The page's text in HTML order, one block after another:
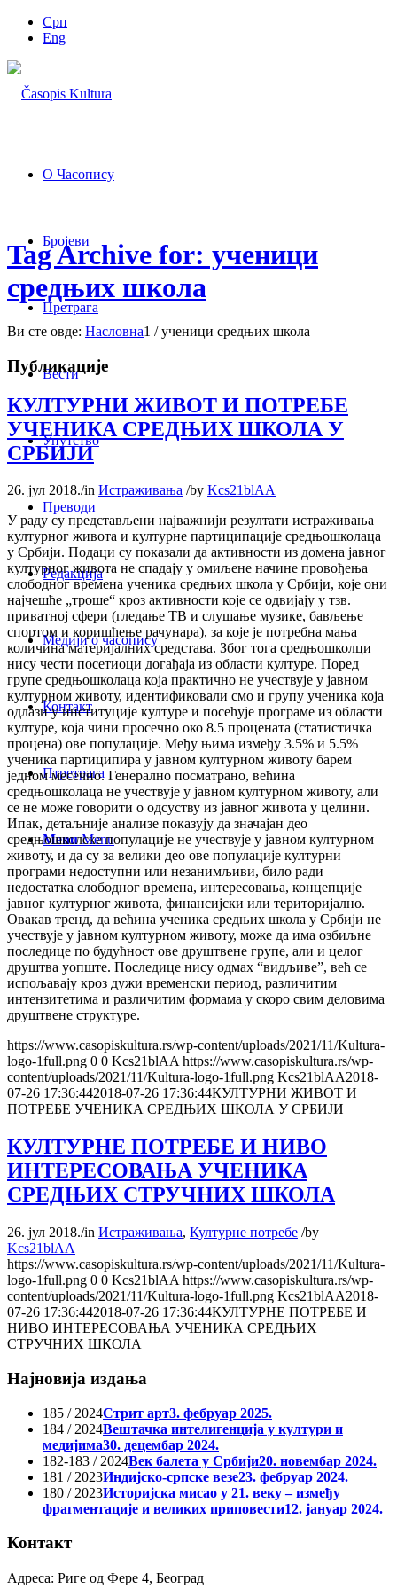
Срп
Eng
О Часопису
Бројеви
Претрага
Вести
Упутство
Преводи
Редакција
Медији о часопису
Контакт
Птретрага
Menu Menu
Tag Archive for: ученици
средњих школа
Ви сте овде: Насловна1 / ученици средњих школа
Публикације
КУЛТУРНИ ЖИВОТ И ПОТРЕБЕ
УЧЕНИКА СРЕДЊИХ ШКОЛА У
СРБИЈИ
26. јул 2018./in Истраживања /by Kcs21blAA
У раду су представљени најважнији резултати истраживања
културног живота и културне партиципације средњошколаца
у Србији. Подаци су показали да активности из домена јавног
културног живота не спадају у омиљене начине провођења
слободног времена ученика средњих школа у Србији, које они
најчешће „троше“ кроз активности које се одвијају у тзв.
приватној сфери (гледање ТВ и слушање музике, бављење
спортом и коришћење рачунара), за које је потребна мања
количина материјалних средстава. Због тога средњошколци
нису чести посетиоци догађаја из области културе. Поред
групе средњошколаца која практично не учествује у јавном
културном животу, идентификовали смо и групу ученика која
одлази у институције културе и посећује програме из области
културе, која чини просечно око 8.5 процената (статистичка
процена) ове популације. Међу њима између 3.5% и 5.5%
ученика партиципира у јавном културном животу барем
једном месечно. Генерално посматрано, већина
средњошколаца не учествује у јавном културном животу, али
се не може говорити о одсуству из јавног живота у целини.
Ипак, детаљније анализе показују да значајан део
средњошколске популације не учествује у јавном културном
животу, и да су за велики део ове популације културни
програми недоступни или незанимљиви, било ради
недостатка слободног времена, интересовања, концепције
јавног културног живота, финансијски или територијално.
Овакав тренд, да већина ученика средњих школа у Србији не
учествује у јавном културном животу, може да има озбиљне
последице по будућност ове друштвене групе, али и целог
друштва уопште. Последице нису одмах “видљиве”, већ се
испољавају кроз дужи временски период, различитим
интензитетима и различитим формама у скоро свим деловима
друштвене структуре.
https://www.casopiskultura.rs/wp-content/uploads/2021/11/Kultura-
logo-1full.png 0 0 Kcs21blAA https://www.casopiskultura.rs/wp-
content/uploads/2021/11/Kultura-logo-1full.png Kcs21blAA2018-
07-26 17:36:442018-07-26 17:36:44КУЛТУРНИ ЖИВОТ И
ПОТРЕБЕ УЧЕНИКА СРЕДЊИХ ШКОЛА У СРБИЈИ
КУЛТУРНЕ ПОТРЕБЕ И НИВО
ИНТЕРЕСОВАЊА УЧЕНИКА
СРЕДЊИХ СТРУЧНИХ ШКОЛА
26. јул 2018./in Истраживања, Културне потребе /by
Kcs21blAA
https://www.casopiskultura.rs/wp-content/uploads/2021/11/Kultura-
logo-1full.png 0 0 Kcs21blAA https://www.casopiskultura.rs/wp-
content/uploads/2021/11/Kultura-logo-1full.png Kcs21blAA2018-
07-26 17:36:442018-07-26 17:36:44КУЛТУРНЕ ПОТРЕБЕ И
НИВО ИНТЕРЕСОВАЊА УЧЕНИКА СРЕДЊИХ
СТРУЧНИХ ШКОЛА
Најновија издања
185 / 2024Стрит арт3. фебруар 2025.
184 / 2024Вештачка интелигенција у култури и
медијима30. децембар 2024.
182-183 / 2024Век балета у Србији20. новембар 2024.
181 / 2023Индијско-српске везе23. фебруар 2024.
180 / 2023Историјска мисао у 21. веку – између
фрагментације и великих приповести12. јануар 2024.
Контакт
Адреса: Риге од Фере 4, Београд